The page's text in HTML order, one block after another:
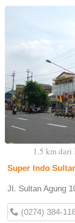
1.5 km dari
Super Indo
Jl. Sultan Agung
(0274) 384-